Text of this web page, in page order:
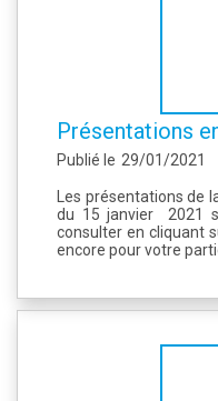
Présentations
Publié le 29/01/2021
Les présentations de
du 15 janvier 2021
consulter en cliquant
encore pour votre